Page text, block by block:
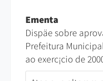
Ementa
Dispäe sobre
Prefeitura
ao exerc¡cio de